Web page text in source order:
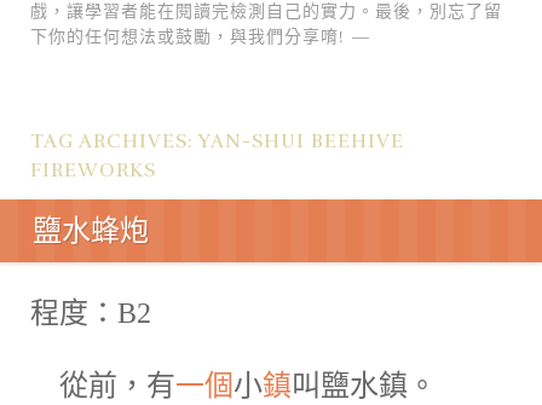
戲，讓學習者能在閱讀完檢測自己的實力。最後，別忘了留
下你的任何想法或鼓勵，與我們分享唷!
TAG ARCHIVES:YAN-SHUI BEEHIVE
FIREWORKS
鹽水蜂炮
程度：B2
從前，有一個小鎮叫鹽水鎮。